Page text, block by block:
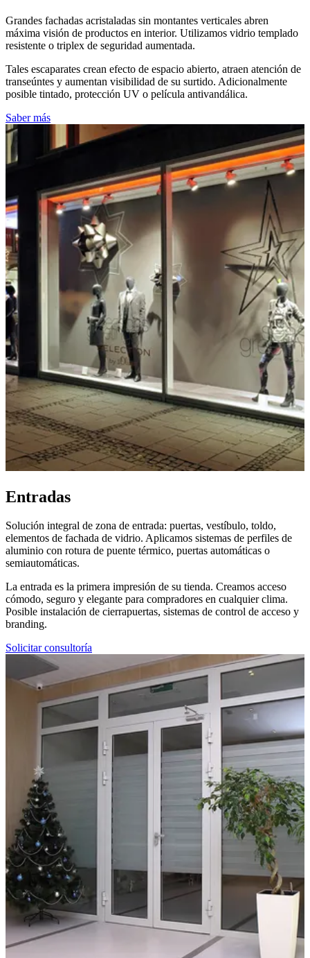
Grandes fachadas acristaladas sin montantes verticales abren
máxima visión de productos en interior. Utilizamos vidrio templado
resistente o triplex de seguridad aumentada.
Tales escaparates crean efecto de espacio abierto, atraen atención de
transeúntes y aumentan visibilidad de su surtido. Adicionalmente
posible tintado, protección UV o película antivandálica.
Saber más
Entradas
Solución integral de zona de entrada: puertas, vestíbulo, toldo,
elementos de fachada de vidrio. Aplicamos sistemas de perfiles de
aluminio con rotura de puente térmico, puertas automáticas o
semiautomáticas.
La entrada es la primera impresión de su tienda. Creamos acceso
cómodo, seguro y elegante para compradores en cualquier clima.
Posible instalación de cierrapuertas, sistemas de control de acceso y
branding.
Solicitar consultoría